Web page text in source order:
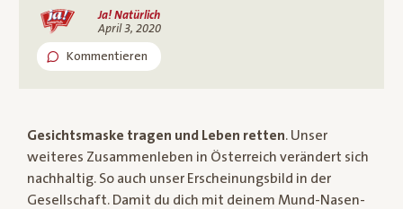
Ja! Natürlich
April 3, 2020
Kommentieren
Gesichtsmaske tragen und Leben retten. Unser
weiteres Zusammenleben in Österreich verändert sich
nachhaltig. So auch unser Erscheinungsbild in der
Gesellschaft. Damit du dich mit deinem Mund-Nasen-